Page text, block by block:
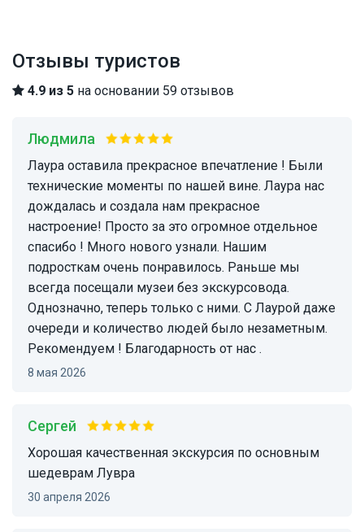
Отзывы туристов
4.9 из 5 на основании 59 отзывов
Людмила
Лаура оставила прекрасное впечатление ! Были
технические моменты по нашей вине. Лаура нас
дождалась и создала нам прекрасное
настроение! Просто за это огромное отдельное
спасибо ! Много нового узнали. Нашим
подросткам очень понравилось. Раньше мы
всегда посещали музеи без экскурсовода.
Однозначно, теперь только с ними. С Лаурой даже
очереди и количество людей было незаметным.
Рекомендуем ! Благодарность от нас .
8 мая 2026
Сергей
Хорошая качественная экскурсия по основным
шедеврам Лувра
30 апреля 2026